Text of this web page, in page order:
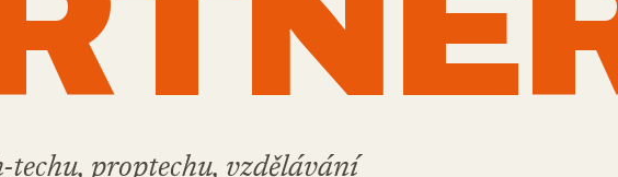
proptechu, vzdělávání